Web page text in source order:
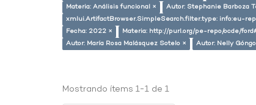
Materia: Análisis funcional ×
Autor: Stephanie Barboza
xmlui.ArtifactBrowser.SimpleSearch.filter.type: info:eu-
Fecha: 2022 ×
Materia: http://purl.org/pe-repo/ocde/
Autor: María Rosa Malásquez Sotelo ×
Autor: Nelly
Mostrando ítems 1-1 de 1